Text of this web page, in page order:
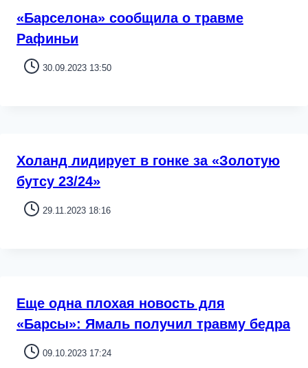
«Барселона» сообщила о травме
Рафиньи
30.09.2023 13:50
Холанд лидирует в гонке за «Золотую
бутсу 23/24»
29.11.2023 18:16
Еще одна плохая новость для
«Барсы»: Ямаль получил травму бедра
09.10.2023 17:24